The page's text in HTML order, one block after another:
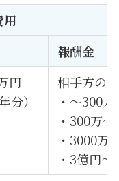
用
報酬金
円
分）
相手方の
・〜300
・300万
・3000万
・3億円